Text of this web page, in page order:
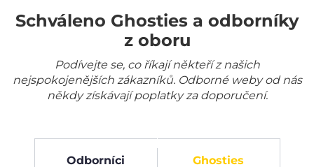
Schváleno Ghosties a odborníky
z oboru
Podívejte se, co říkají někteří z našich
nejspokojenějších zákazníků. Odborné weby od nás
někdy získávají poplatky za doporučení.
Odborníci Ghosties